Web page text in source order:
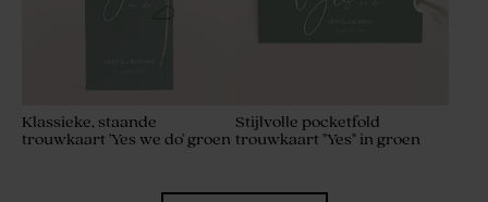
Klassieke, staande
trouwkaart 'Yes we do' groen
Stijlvolle pocketfold
trouwkaart "Yes" in groen